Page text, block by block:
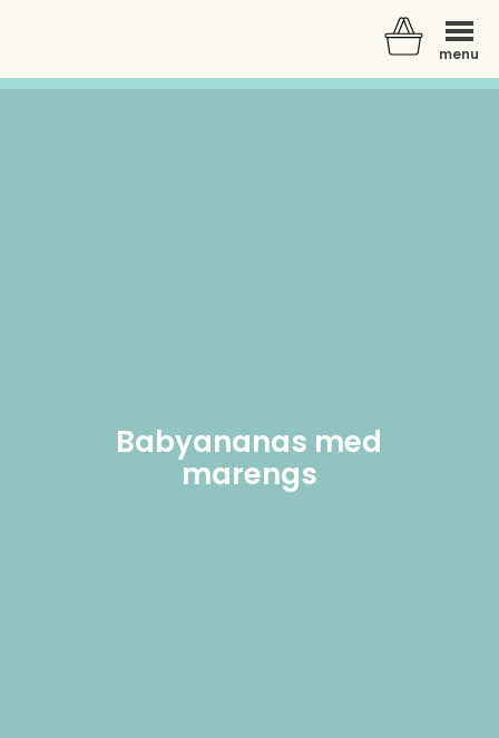
menu
Babyananas med
marengs